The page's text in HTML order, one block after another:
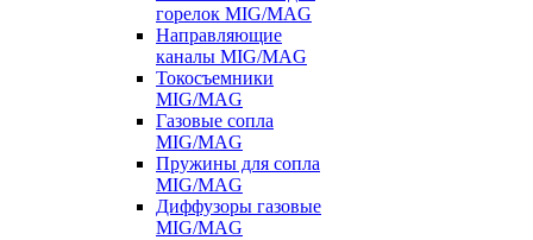
горелок MIG/MAG
Направляющие
каналы MIG/MAG
Токосъемники
MIG/MAG
Газовые сопла
MIG/MAG
Пружины для сопла
MIG/MAG
Диффузоры газовые
MIG/MAG